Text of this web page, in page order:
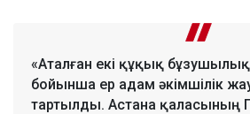
«Аталған екі құқық бұзушылық
бойынша ер адам әкімшілік
тартылды. Астана қаласының